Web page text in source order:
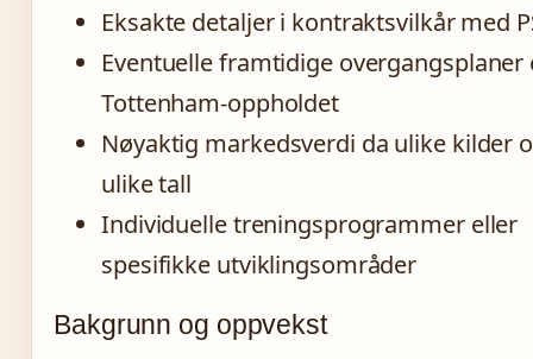
Eksakte detaljer i kontraktsvilkår med
Eventuelle framtidige overgangsplaner
Tottenham-oppholdet
Nøyaktig markedsverdi da ulike kilder
ulike tall
Individuelle treningsprogrammer eller
spesifikke utviklingsområder
Bakgrunn og oppvekst